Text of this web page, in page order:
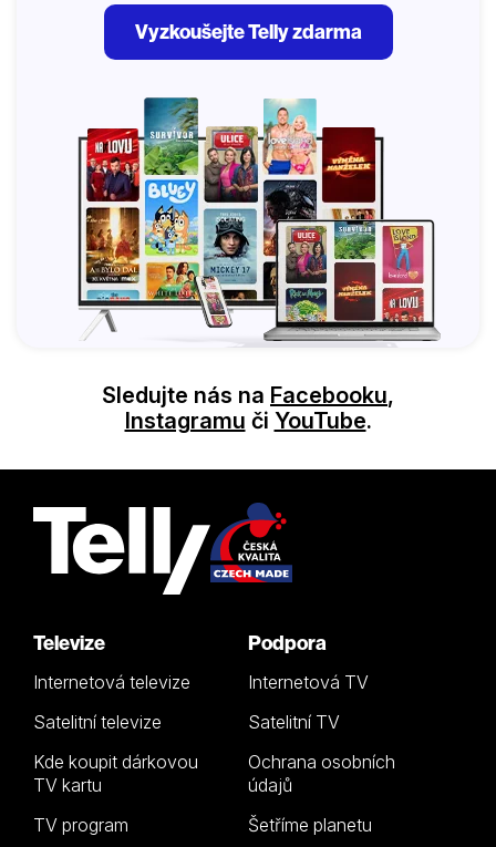
Vyzkoušejte Telly zdarma
Sledujte nás na Facebooku,
Instagramu či YouTube.
Televize
Internetová televize
Satelitní televize
Kde koupit dárkovou
TV kartu
TV program
Podpora
Internetová TV
Satelitní TV
Ochrana osobních
údajů
Šetříme planetu